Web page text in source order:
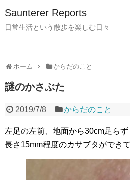
Saunterer Reports
日常生活という散歩を楽しむ日々
ホーム からだのこと
謎のかさぶた
2019/7/8 からだのこと
左足の左前、地面から30cm足ら
長さ15mm程度のカサブタができて